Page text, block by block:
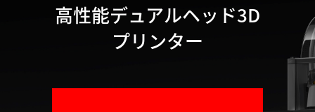
高性能デュアルヘッド3D
プリンター